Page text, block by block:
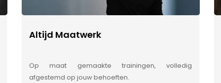
Altijd Maatwerk
Op maat gemaakte trainingen, volledig
afgestemd op jouw behoeften.